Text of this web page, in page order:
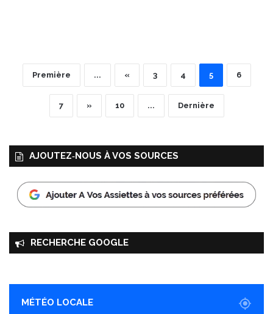
Première ... « 3 4 5 6
7 » 10 ... Dernière
AJOUTEZ‑NOUS À VOS SOURCES
RECHERCHE GOOGLE
MÉTÉO LOCALE